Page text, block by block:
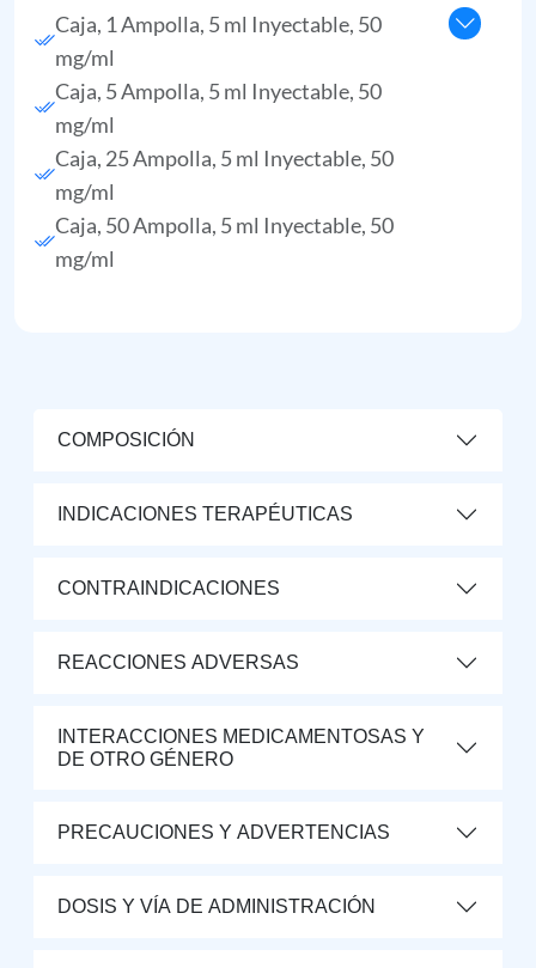
Caja, 1 Ampolla, 5 ml Inyectable, 50
mg/ml
Caja, 5 Ampolla, 5 ml Inyectable, 50
mg/ml
Caja, 25 Ampolla, 5 ml Inyectable, 50
mg/ml
Caja, 50 Ampolla, 5 ml Inyectable, 50
mg/ml
COMPOSICIÓN
INDICACIONES TERAPÉUTICAS
CONTRAINDICACIONES
REACCIONES ADVERSAS
INTERACCIONES MEDICAMENTOSAS Y
DE OTRO GÉNERO
PRECAUCIONES Y ADVERTENCIAS
DOSIS Y VÍA DE ADMINISTRACIÓN